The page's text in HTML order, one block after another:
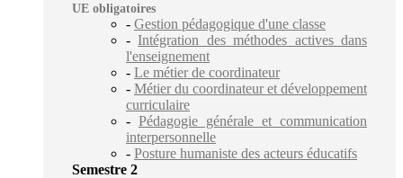
UE obligatoires
- Gestion pédagogique d'une classe
-Intégration des méthodes actives dans
l'enseignement
- Le métier de coordinateur
- Métier du coordinateur et développement
curriculaire
- Pédagogie générale et communication
interpersonnelle
- Posture humaniste des acteurs éducatifs
Semestre 2